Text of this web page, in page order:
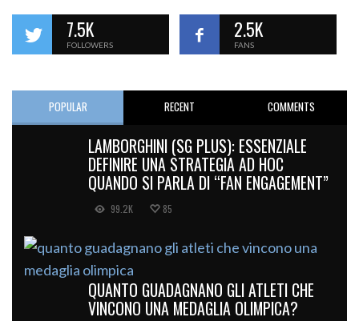
7.5K
FOLLOWERS
2.5K
FANS
POPULAR RECENT COMMENTS
LAMBORGHINI (SG PLUS): ESSENZIALE
DEFINIRE UNA STRATEGIA AD HOC
QUANDO SI PARLA DI “FAN ENGAGEMENT”
99.2K 85
QUANTO GUADAGNANO GLI ATLETI CHE
VINCONO UNA MEDAGLIA OLIMPICA?